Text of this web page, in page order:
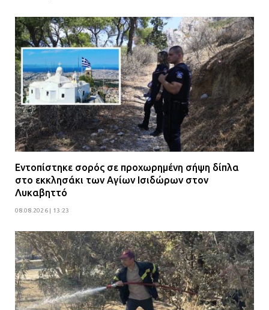
Εντοπίστηκε σορός σε προχωρημένη σήψη δίπλα
στο εκκλησάκι των Αγίων Ισιδώρων στον
Λυκαβηττό
08.08.2026 | 13:23